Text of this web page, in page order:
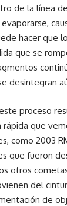
de la línea
hacer que
que se
desintegran
proceso
que
como 2003
que fueron
otros
del
de